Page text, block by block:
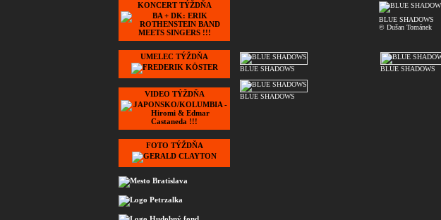
KONCERT TÝŽDŇA
UMELEC TÝŽDŇA
VIDEO TÝŽDŇA
FOTO TÝŽDŇA
BLUE SHADOWS
© Dušan Tománek
BLUE SHADOWS BLUE SHADOWS
BLUE SHADOWS